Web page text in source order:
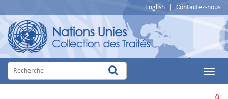
English Contactez-nous
Main